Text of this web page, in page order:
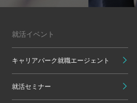
就活イベント
キャリアパーク就職エージェント
就活セミナー